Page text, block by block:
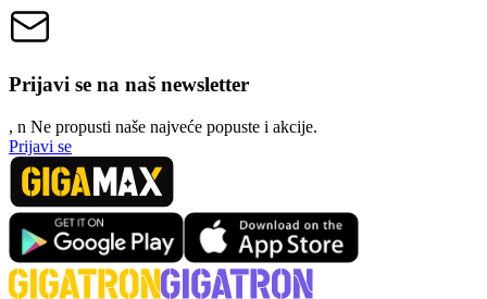
Prijavi se na naš newsletter
, n Ne propusti naše najveće popuste i akcije.
Prijavi se